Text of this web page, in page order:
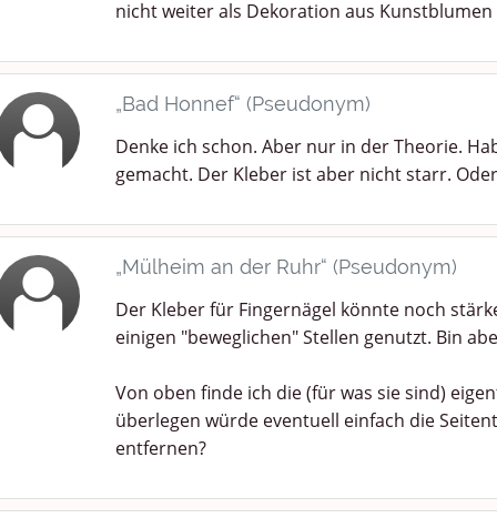
nicht weiter als Dekoration aus
„Bad Honnef“ (Pseudonym)
Denke ich schon. Aber nur in der Theorie.
gemacht. Der Kleber ist aber nicht starr.
„Mülheim an der Ruhr“ (Pseudonym)
Der Kleber für Fingernägel könnte noch
einigen "beweglichen" Stellen genutzt. Bin
Von oben finde ich die (für was sie sind)
überlegen würde eventuell einfach die
entfernen?